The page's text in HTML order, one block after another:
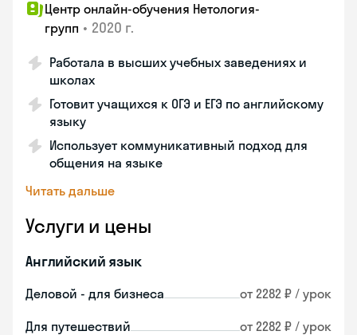
Центр онлайн-обучения Нетология-
групп • 2020 г.
Работала в высших учебных заведениях и
школах
Готовит учащихся к ОГЭ и ЕГЭ по английскому
языку
Использует коммуникативный подход для
общения на языке
Читать дальше
Услуги и цены
Английский язык
Деловой - для бизнеса от 2282 ₽ / урок
Для путешествий от 2282 ₽ / урок